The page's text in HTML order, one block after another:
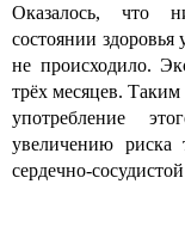
Оказалось, что
состоянии здоровья
не происходило.
трёх месяцев.
употребление
увеличению
сердечно-